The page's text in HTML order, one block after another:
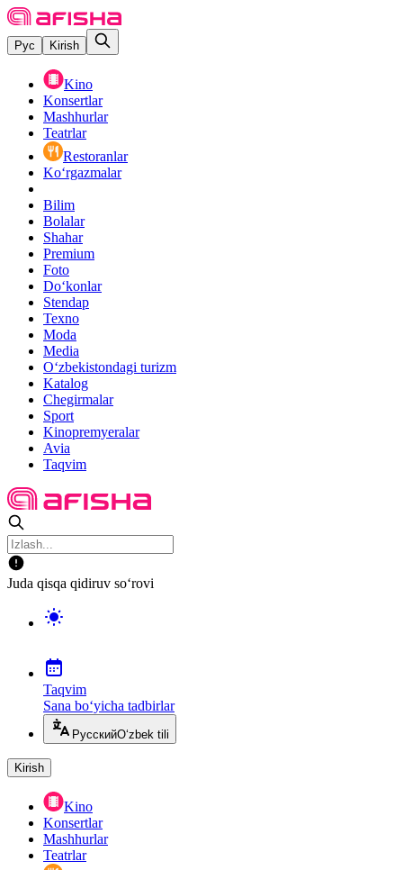
Рус Kirish
Kino
Konsertlar
Mashhurlar
Teatrlar
Restoranlar
Ko‘rgazmalar
Bilim
Bolalar
Shahar
Premium
Foto
Do‘konlar
Stendap
Texno
Moda
Media
O‘zbekistondagi turizm
Katalog
Chegirmalar
Sport
Kinopremyeralar
Avia
Taqvim
Juda qisqa qidiruv so‘rovi
Taqvim
Sana bo‘yicha tadbirlar
РусскийO‘zbek tili
Kirish
Kino
Konsertlar
Mashhurlar
Teatrlar